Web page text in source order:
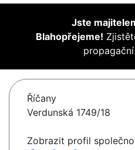
Jste
Blahopřejeme!
Říčany
Verdunská 1749/18
Zobrazit profil